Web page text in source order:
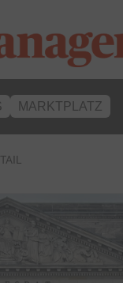
MARKTPLATZ